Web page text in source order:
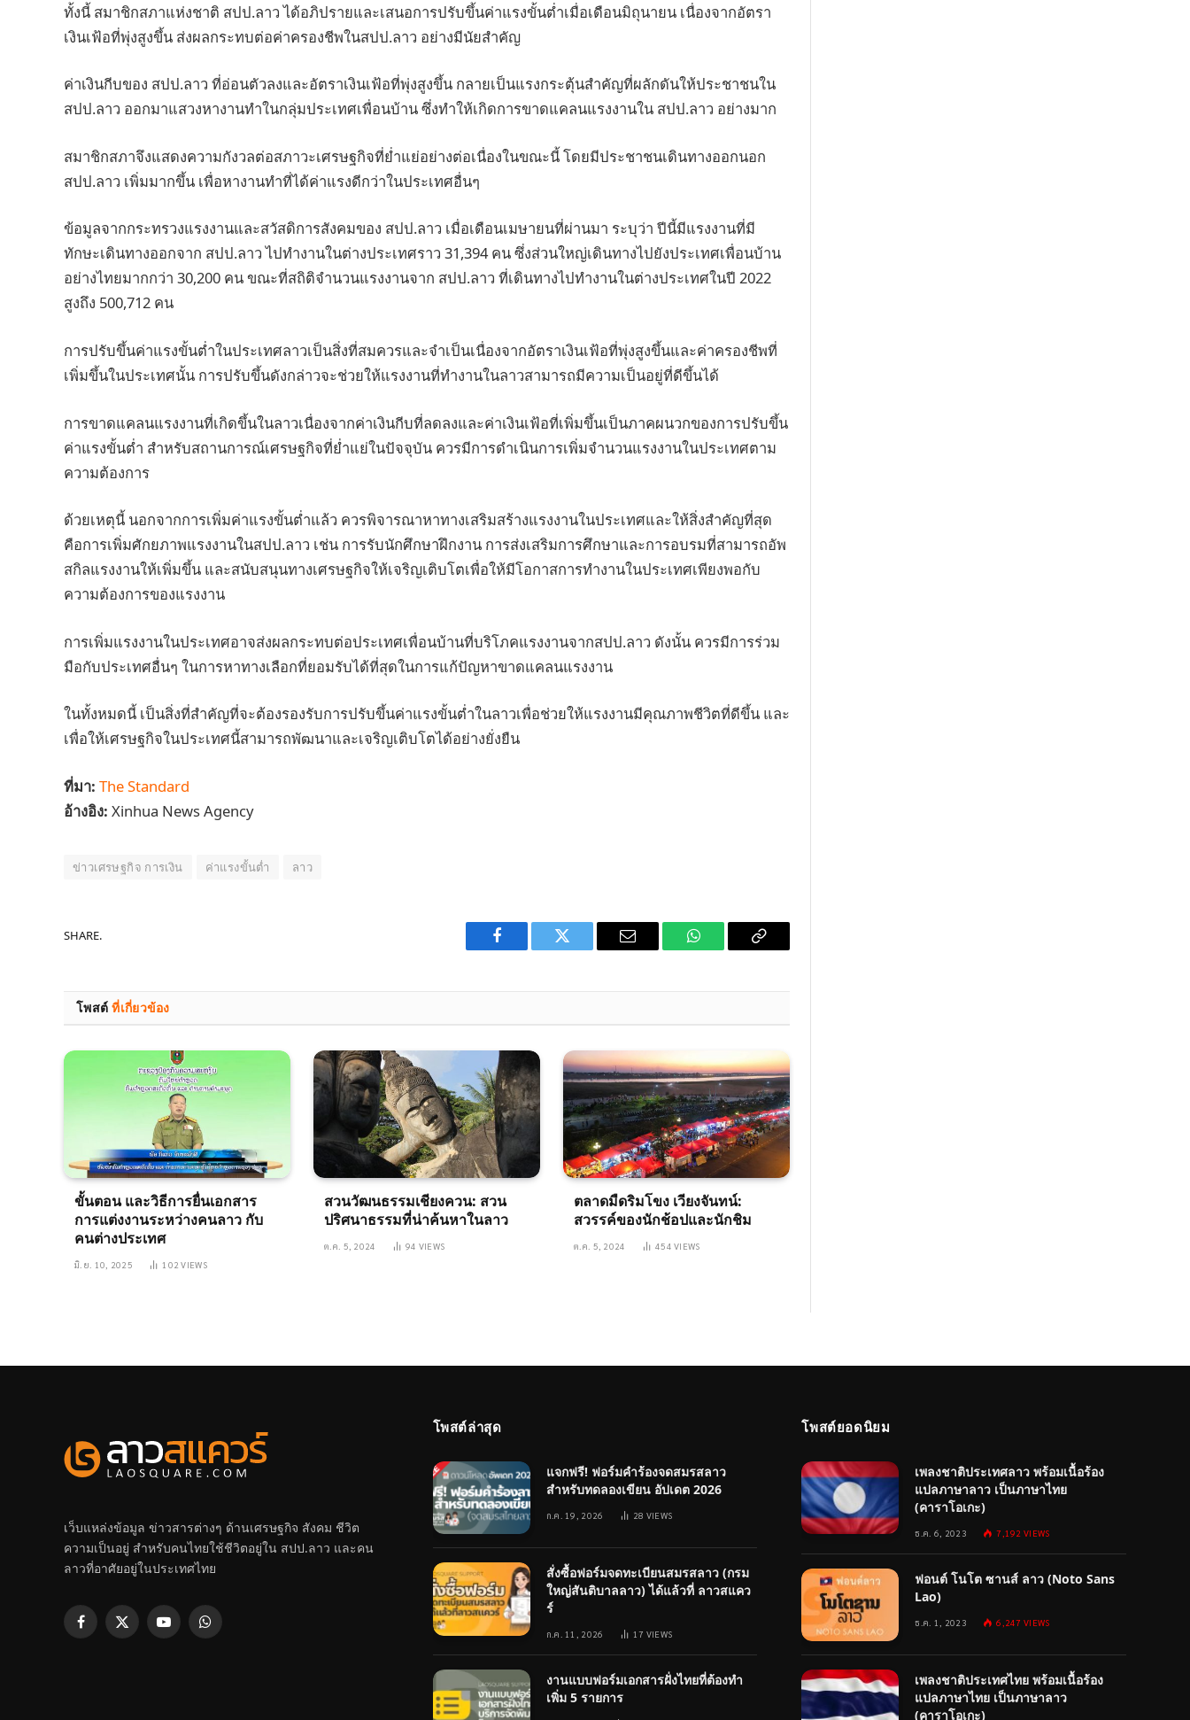
ทั้งนี้ สมาชิกสภาแห่งชาติ สปป.ลาว ได้อภิปรายและเสนอการปรับขึ้นค่าแรงขั้นต่ำเมื่อเดือนมิถุนายน เนื่องจากอัตรา
เงินเฟ้อที่พุ่งสูงขึ้น ส่งผลกระทบต่อค่าครองชีพในสปป.ลาว อย่างมีนัยสำคัญ
ค่าเงินกีบของ สปป.ลาว ที่อ่อนตัวลงและอัตราเงินเฟ้อที่พุ่งสูงขึ้น กลายเป็นแรงกระตุ้นสำคัญที่ผลักดันให้ประชาชนใน
สปป.ลาว ออกมาแสวงหางานทำในกลุ่มประเทศเพื่อนบ้าน ซึ่งทำให้เกิดการขาดแคลนแรงงานใน สปป.ลาว อย่างมาก
สมาชิกสภาจึงแสดงความกังวลต่อสภาวะเศรษฐกิจที่ย่ำแย่อย่างต่อเนื่องในขณะนี้ โดยมีประชาชนเดินทางออกนอก
สปป.ลาว เพิ่มมากขึ้น เพื่อหางานทำที่ได้ค่าแรงดีกว่าในประเทศอื่นๆ
ข้อมูลจากกระทรวงแรงงานและสวัสดิการสังคมของ สปป.ลาว เมื่อเดือนเมษายนที่ผ่านมา ระบุว่า ปีนี้มีแรงงานที่มี
ทักษะเดินทางออกจาก สปป.ลาว ไปทำงานในต่างประเทศราว 31,394 คน ซึ่งส่วนใหญ่เดินทางไปยังประเทศเพื่อนบ้าน
อย่างไทยมากกว่า 30,200 คน ขณะที่สถิติจำนวนแรงงานจาก สปป.ลาว ที่เดินทางไปทำงานในต่างประเทศในปี 2022
สูงถึง 500,712 คน
การปรับขึ้นค่าแรงขั้นต่ำในประเทศลาวเป็นสิ่งที่สมควรและจำเป็นเนื่องจากอัตราเงินเฟ้อที่พุ่งสูงขึ้นและค่าครองชีพที่
เพิ่มขึ้นในประเทศนั้น การปรับขึ้นดังกล่าวจะช่วยให้แรงงานที่ทำงานในลาวสามารถมีความเป็นอยู่ที่ดีขึ้นได้
การขาดแคลนแรงงานที่เกิดขึ้นในลาวเนื่องจากค่าเงินกีบที่ลดลงและค่าเงินเฟ้อที่เพิ่มขึ้นเป็นภาคผนวกของการปรับขึ้น
ค่าแรงขั้นต่ำ สำหรับสถานการณ์เศรษฐกิจที่ย่ำแย่ในปัจจุบัน ควรมีการดำเนินการเพิ่มจำนวนแรงงานในประเทศตาม
ความต้องการ
ด้วยเหตุนี้ นอกจากการเพิ่มค่าแรงขั้นต่ำแล้ว ควรพิจารณาหาทางเสริมสร้างแรงงานในประเทศและให้สิ่งสำคัญที่สุด
คือการเพิ่มศักยภาพแรงงานในสปป.ลาว เช่น การรับนักศึกษาฝึกงาน การส่งเสริมการศึกษาและการอบรมที่สามารถอัพ
สกิลแรงงานให้เพิ่มขึ้น และสนับสนุนทางเศรษฐกิจให้เจริญเติบโตเพื่อให้มีโอกาสการทำงานในประเทศเพียงพอกับ
ความต้องการของแรงงาน
การเพิ่มแรงงานในประเทศอาจส่งผลกระทบต่อประเทศเพื่อนบ้านที่บริโภคแรงงานจากสปป.ลาว ดังนั้น ควรมีการร่วม
มือกับประเทศอื่นๆ ในการหาทางเลือกที่ยอมรับได้ที่สุดในการแก้ปัญหาขาดแคลนแรงงาน
ในทั้งหมดนี้ เป็นสิ่งที่สำคัญที่จะต้องรองรับการปรับขึ้นค่าแรงขั้นต่ำในลาวเพื่อช่วยให้แรงงานมีคุณภาพชีวิตที่ดีขึ้น และ
เพื่อให้เศรษฐกิจในประเทศนี้สามารถพัฒนาและเจริญเติบโตได้อย่างยั่งยืน
ที่มา: The Standard
อ้างอิง: Xinhua News Agency
ข่าวเศรษฐกิจ การเงิน ค่าแรงขั้นต่ำ ลาว
SHARE.
Facebook Twitter Email WhatsAppCopy
โพสต์ที่เกี่ยวข้อง
ขั้นตอน และวิธีการยื่นเอกสาร
การแต่งงานระหว่างคนลาว กับ
คนต่างประเทศ
มิ.ย. 10, 2025 102VIEWS
สวนวัฒนธรรมเชียงควน: สวน
ปริศนาธรรมที่น่าค้นหาในลาว
ต.ค. 5, 2024 94 VIEWS
ตลาดมืดริมโขง เวียงจันทน์:
สวรรค์ของนักช้อปและนักชิม
ต.ค. 5, 2024 454VIEWS
เว็บแหล่งข้อมูล ข่าวสารต่างๆ ด้านเศรษฐกิจ สังคม ชีวิต
ความเป็นอยู่ สำหรับคนไทยใช้ชีวิตอยู่ใน สปป.ลาว และคน
ลาวที่อาศัยอยู่ในประเทศไทย
Facebook
X
YouTubeWhatsApp
โพสต์ล่าสุด
แจกฟรี! ฟอร์มคำร้องจดสมรสลาว
สำหรับทดลองเขียน อัปเดต 2026
ก.ค. 19, 2026 28 VIEWS
สั่งซื้อฟอร์มจดทะเบียนสมรสลาว (กรม
ใหญ่สันติบาลลาว) ได้แล้วที่ ลาวสแคว
ร์
ก.ค. 11, 2026 17 VIEWS
งานแบบฟอร์มเอกสารฝั่งไทยที่ต้องทำ
เพิ่ม 5 รายการ
โพสต์ยอดนิยม
เพลงชาติประเทศลาว พร้อมเนื้อร้อง
แปลภาษาลาว เป็นภาษาไทย
(คาราโอเกะ)
ธ.ค. 6, 2023 7,192VIEWS
ฟอนต์ โนโต ซานส์ ลาว (Noto Sans
Lao)
ธ.ค. 1, 2023 6,247VIEWS
เพลงชาติประเทศไทย พร้อมเนื้อร้อง
แปลภาษาไทย เป็นภาษาลาว
(คาราโอเกะ)